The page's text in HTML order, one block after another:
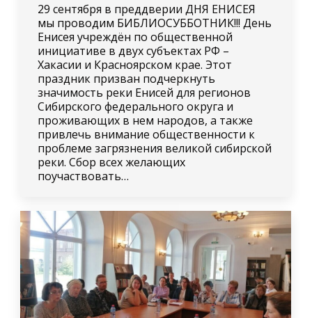
29 сентября в преддверии ДНЯ ЕНИСЕЯ
мы проводим БИБЛИОСУББОТНИК!!! День
Енисея учреждён по общественной
инициативе в двух субъектах РФ –
Хакасии и Красноярском крае. Этот
праздник призван подчеркнуть
значимость реки Енисей для регионов
Сибирского федерального округа и
проживающих в нем народов, а также
привлечь внимание общественности к
проблеме загрязнения великой сибирской
реки. Сбор всех желающих
поучаствовать…